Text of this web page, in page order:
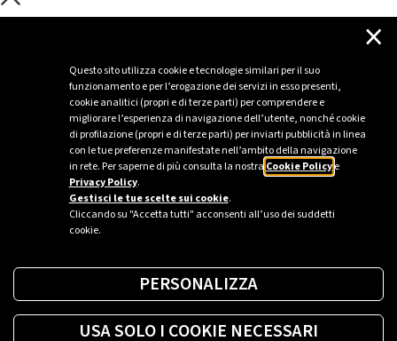
Questo sito utilizza cookie e tecnologie similari per il suo
funzionamento e per l’erogazione dei servizi in esso presenti,
cookie analitici (propri e di terze parti) per comprendere e
migliorare l’esperienza di navigazione dell’utente, nonché cookie
di profilazione (propri e di terze parti) per inviarti pubblicità in linea
con le tue preferenze manifestate nell’ambito della navigazione
in rete. Per saperne di più consulta la nostra Cookie Policye
Privacy Policy.
Gestisci le tue scelte sui cookie.
Cliccando su "Accetta tutti" acconsenti all’uso dei suddetti
cookie.
×
PERSONALIZZA
USA SOLO I COOKIE NECESSARI
C'è un problema con il recupero dei
Per favore riprova piú tardi
Sei un’azienda o una PA?
Trova la soluzione più giusta per te.
Richiedi una colonnina